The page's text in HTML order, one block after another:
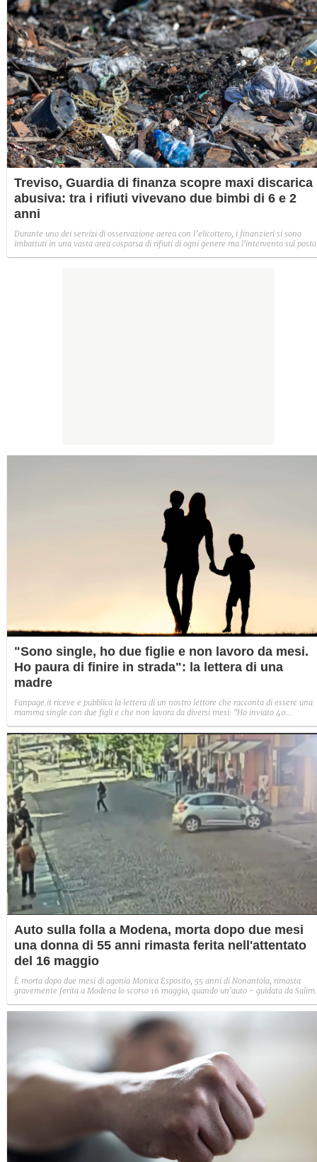
Treviso, Guardia di finanza scopre maxi discarica
abusiva: tra i rifiuti vivevano due bimbi di 6 e 2
anni
Durante uno dei servizi di osservazione aerea con l’elicottero, i finanzieri si sono
imbattuti in una vasta area cosparsa di rifiuti di ogni genere ma l'intervento sul posto
"Sono single, ho due figlie e non lavoro da mesi.
Ho paura di finire in strada": la lettera di una
madre
Fanpage.it riceve e pubblica la lettera di un nostro lettore che racconta di essere una
mamma single con due figli e che non lavora da diversi mesi: "Ho inviato 40
Auto sulla folla a Modena, morta dopo due mesi
una donna di 55 anni rimasta ferita nell'attentato
del 16 maggio
È morta dopo due mesi di agonia Monica Esposito, 55 anni di Nonantola, rimasta
gravemente ferita a Modena lo scorso 16 maggio, quando un'auto - guidata da Salim